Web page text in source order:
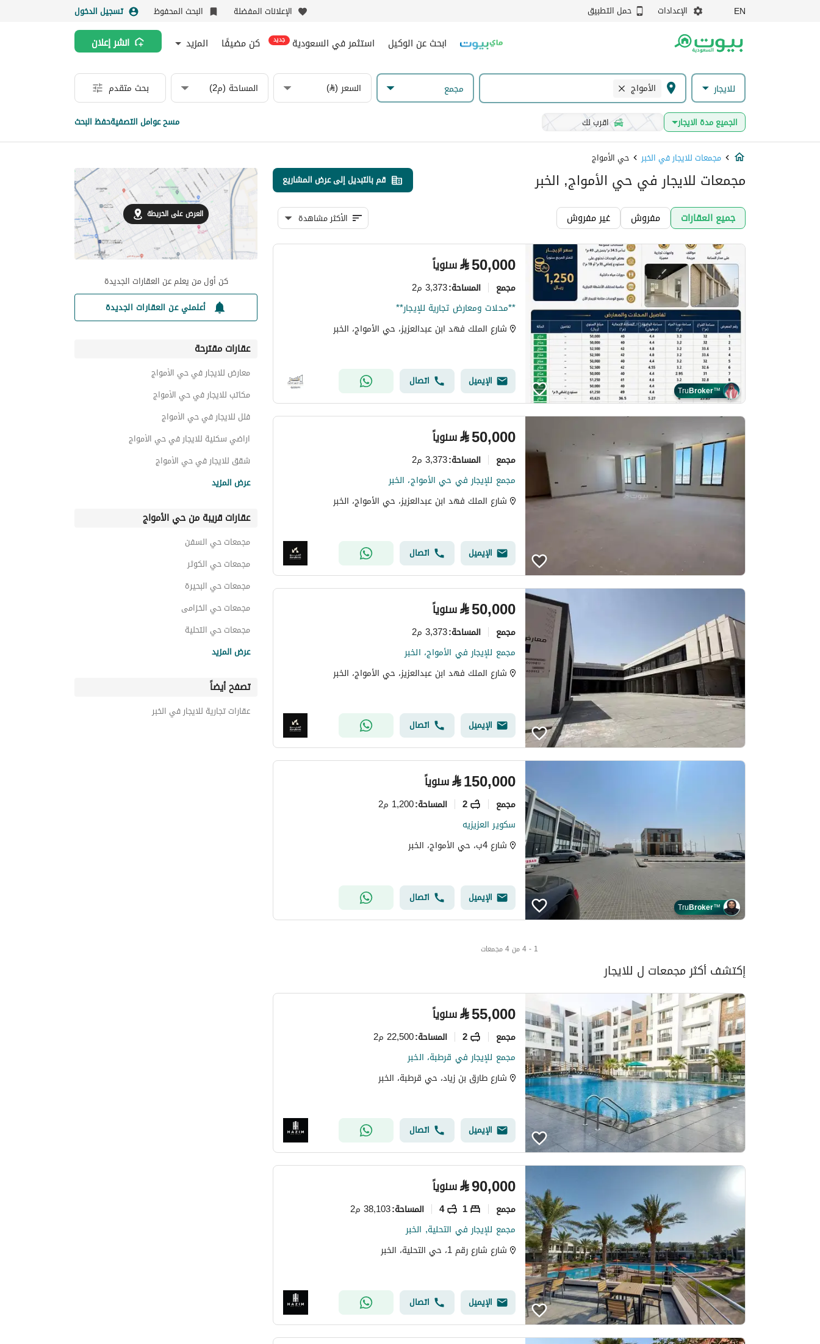
EN الإعدادات حمل التطبيق الإعلانات المفضلة البحث المحفوظ تسجيل الدخول
ابحث عن الوكيل استثمر في السعودية جديد كن مضيفًا المزيد انشر إعلان
للايجار الأمواج مجمع السعر (⃁) المساحة (م2) بحث متقدم
الجميع مدة الايجار اقرب لك مسح عوامل التصفيةحفظ البحث
مجمعات للايجار في الخبر حي الأمواج
مجمعات للايجار في حي الأمواج, الخبر قم بالتبديل إلى عرض المشاريع
جميع العقارات مفروش غير مفروش الأكثر مشاهدة
TruBroker™
⃁50,000 سنوياً
مجمع المساحة:3,373 م2
**محلات ومعارض تجارية للإيجار**
شارع الملك فهد ابن عبدالعزيز، حي الأمواج، الخبر
الإيميل اتصال
⃁50,000 سنوياً
مجمع المساحة:3,373 م2
مجمع للإيجار في حي الأمواج، الخبر
شارع الملك فهد ابن عبدالعزيز، حي الأمواج، الخبر
الإيميل اتصال
⃁50,000 سنوياً
مجمع المساحة:3,373 م2
مجمع للإيجار في الأمواج، الخبر
شارع الملك فهد ابن عبدالعزيز، حي الأمواج، الخبر
الإيميل اتصال
TruBroker™
⃁150,000 سنوياً
مجمع 2 المساحة:1,200 م2
سكوير العزيزيه
شارع 4ب، حي الأمواج، الخبر
الإيميل اتصال
1 - 4 من 4 مجمعات
إكتشف أكثر مجمعات ل للايجار
⃁55,000 سنوياً
مجمع 2 المساحة:22,500 م2
مجمع للإيجار في قرطبة، الخبر
شارع طارق بن زياد، حي قرطبة، الخبر
الإيميل اتصال
⃁90,000 سنوياً
مجمع 1
4 المساحة:38,103 م2
مجمع للإيجار في التحلية, الخبر
شارع شارع رقم 1، حي التحلية، الخبر
الإيميل اتصال
العرض على الخريطة
كن أول من يعلم عن العقارات الجديدة
أعلمني عن العقارات الجديدة
عقارات مقترحة
معارض للايجار في حي الأمواج
مكاتب للايجار في حي الأمواج
فلل للايجار في حي الأمواج
اراضي سكنية للايجار في حي الأمواج
شقق للايجار في حي الأمواج
عرض المزيد
عقارات قريبة من حي الأمواج
مجمعات حي السفن
مجمعات حي الكوثر
مجمعات حي البحيرة
مجمعات حي الخزامى
مجمعات حي التحلية
مجمعات حي الجوهرة
مجمعات حي اليرموك
عرض المزيد
تصفح أيضاً
عقارات تجارية للايجار في الخبر